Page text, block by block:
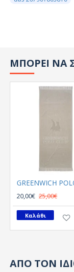
ΜΠΟΡΕΙ ΝΑ
20,00€ 25,00€
Καλάθι
ΑΠΟ ΤΟΝ